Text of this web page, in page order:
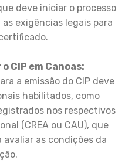
deve iniciar o processo
exigências legais para
CIP em Canoas:
a emissão do CIP deve
habilitados, como
nos respectivos
(CREA ou CAU), que
as condições da